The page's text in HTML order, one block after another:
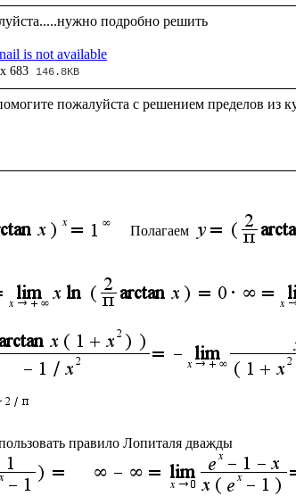
683 146.8KB
пожалуйста с решением пределов из
Полагаем